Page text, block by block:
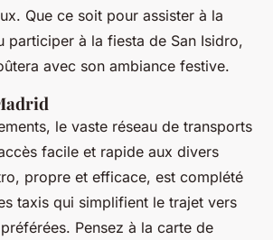
Que ce soit pour assister à la
participer à la fiesta de San Isidro,
avec son ambiance festive.
le vaste réseau de transports
facile et rapide aux divers
propre et efficace, est complété
taxis qui simplifient le trajet vers
Pensez à la carte de